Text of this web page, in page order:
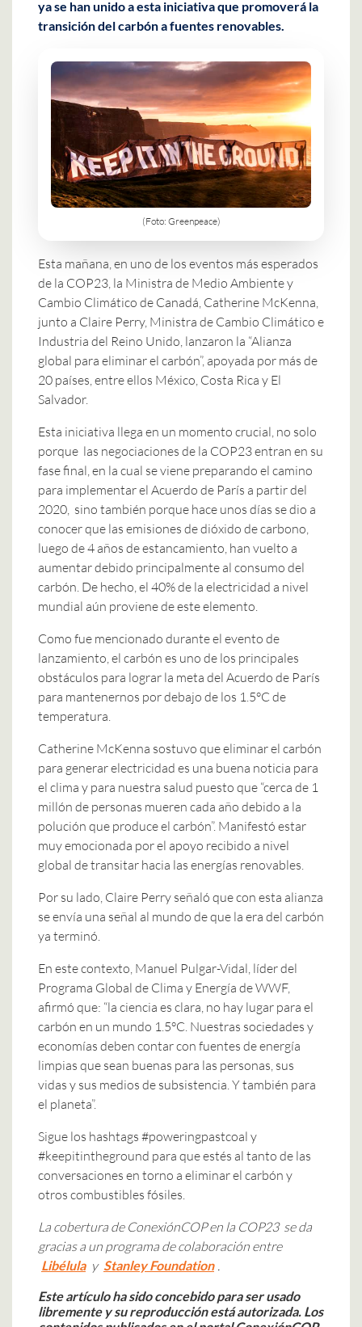
ya se han unido a esta iniciativa que promoverá la
transición del carbón a fuentes renovables.
(Foto: Greenpeace)
Esta mañana, en uno de los eventos más esperados
de la COP23, la Ministra de Medio Ambiente y
Cambio Climático de Canadá, Catherine McKenna,
junto a Claire Perry, Ministra de Cambio Climático e
Industria del Reino Unido, lanzaron la “Alianza
global para eliminar el carbón”, apoyada por más de
20 países, entre ellos México, Costa Rica y El
Salvador.
Esta iniciativa llega en un momento crucial, no solo
porque las negociaciones de la COP23 entran en su
fase final, en la cual se viene preparando el camino
para implementar el Acuerdo de París a partir del
2020, sino también porque hace unos días se dio a
conocer que las emisiones de dióxido de carbono,
luego de 4 años de estancamiento, han vuelto a
aumentar debido principalmente al consumo del
carbón. De hecho, el 40% de la electricidad a nivel
mundial aún proviene de este elemento.
Como fue mencionado durante el evento de
lanzamiento, el carbón es uno de los principales
obstáculos para lograr la meta del Acuerdo de París
para mantenernos por debajo de los 1.5°C de
temperatura.
Catherine McKenna sostuvo que eliminar el carbón
para generar electricidad es una buena noticia para
el clima y para nuestra salud puesto que “cerca de 1
millón de personas mueren cada año debido a la
polución que produce el carbón”. Manifestó estar
muy emocionada por el apoyo recibido a nivel
global de transitar hacia las energías renovables.
Por su lado, Claire Perry señaló que con esta alianza
se envía una señal al mundo de que la era del carbón
ya terminó.
En este contexto, Manuel Pulgar-Vidal, líder del
Programa Global de Clima y Energía de WWF,
afirmó que: “la ciencia es clara, no hay lugar para el
carbón en un mundo 1.5°C. Nuestras sociedades y
economías deben contar con fuentes de energía
limpias que sean buenas para las personas, sus
vidas y sus medios de subsistencia. Y también para
el planeta”.
Sigue los hashtags #poweringpastcoal y
#keepitintheground para que estés al tanto de las
conversaciones en torno a eliminar el carbón y
otros combustibles fósiles.
La cobertura de ConexiónCOP en la COP23 se da
gracias a un programa de colaboración entre
Libélula y Stanley Foundation .
Este artículo ha sido concebido para ser usado
libremente y su reproducción está autorizada. Los